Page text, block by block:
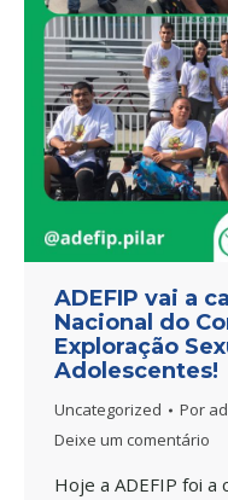
ADEFIP vai a
Nacional do
Exploração
Adolescentes!
Uncategorized Por
Deixe um comentário
Hoje a ADEFIP foi a